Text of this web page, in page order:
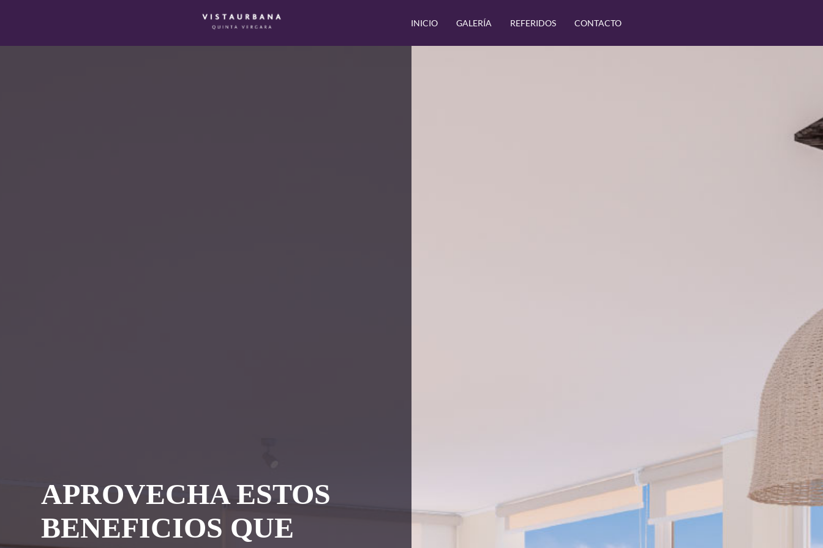
INICIO GALERÍA REFERIDOS CONTACTO
APROVECHA ESTOS
BENEFICIOS QUE